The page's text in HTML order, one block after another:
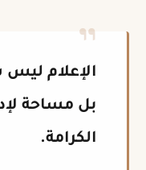
الإعلام
بل مساحة
الكرامة.